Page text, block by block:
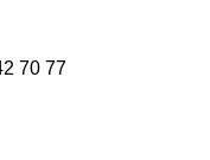
70 77